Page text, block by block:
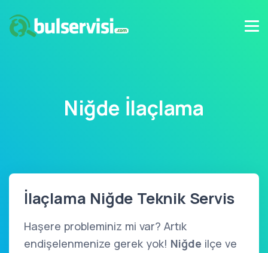
Niğde İlaçlama
İlaçlama Niğde Teknik Servis
Haşere probleminiz mi var? Artık
endişelenmenize gerek yok! Niğde ilçe ve